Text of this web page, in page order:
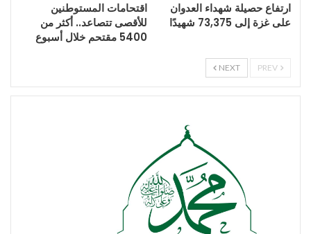
ارتفاع حصيلة شهداء العدوان
على غزة إلى 73,375 شهيدًا
اقتحامات المستوطنين
للأقصى تتصاعد.. أكثر من
5400 مقتحم خلال أسبوع
NEXT